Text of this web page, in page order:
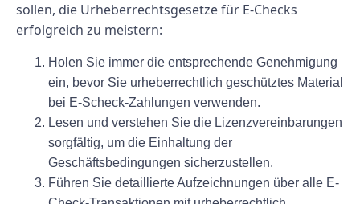
sollen, die Urheberrechtsgesetze für E-Checks
erfolgreich zu meistern:
Holen Sie immer die entsprechende Genehmigung
ein, bevor Sie urheberrechtlich geschütztes Material
bei E-Scheck-Zahlungen verwenden.
Lesen und verstehen Sie die Lizenzvereinbarungen
sorgfältig, um die Einhaltung der
Geschäftsbedingungen sicherzustellen.
Führen Sie detaillierte Aufzeichnungen über alle E-